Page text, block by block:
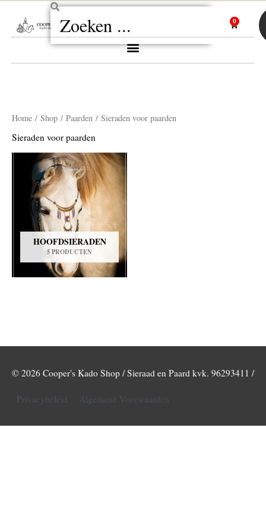
Ga
inhoud
Zoeken
0
Home / Shop / Paarden / Sieraden voor paarden
Sieraden voor paarden
HOOFDSIERADEN
5 PRODUCTEN
© 2026 Cooper's Kado Shop / Sieraad en Paard kvk. 96293411 /
Privacybeleid Algemene Voorwaarden